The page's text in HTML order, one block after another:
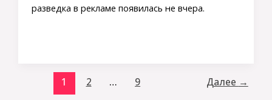
разведка в рекламе появилась не вчера.
1 2 … 9 Далее →